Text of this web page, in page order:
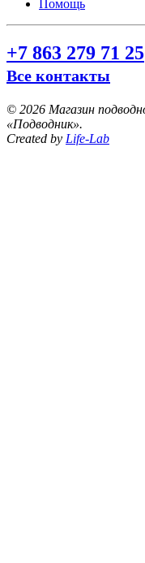
Помощь
+7 863 279 71 25
Все контакты
© 2026 Магазин
«Подводник».
Created by Life-Lab